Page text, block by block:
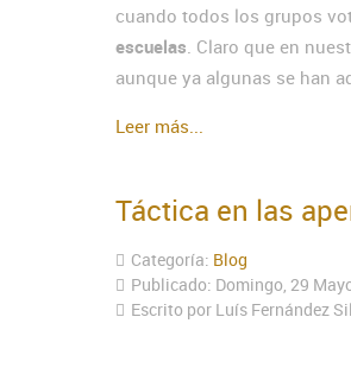
cuando todos los grupos
escuelas . Claro que en
aunque ya algunas se han
Leer más...
Táctica en las
Categoría: Blog
Publicado: Domingo, 29
Escrito por Luís Fernández